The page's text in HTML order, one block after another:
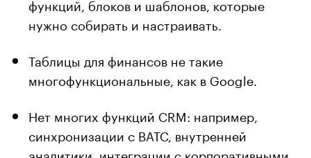
функций, блоков и шаблонов, которые
нужно собирать и настраивать.
Таблицы для финансов не такие
многофункциональные, как в Google.
Нет многих функций CRM: например,
синхронизации с ВАТС, внутренней
аналитики, интеграции с корпоративными